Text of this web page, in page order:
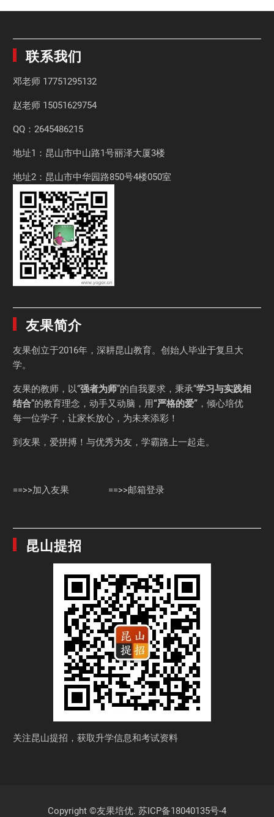
联系我们
邓老师 17751295132
赵老师 15051629754
QQ：2645486215
地址1：昆山市中山路1号丽泽大厦3楼
地址2：昆山市中华园路850号4楼050室
友果简介
友果创立于2016年，深耕昆山教育。创始人毕业于复旦大
学。
友果的教师，以“强者为师”的自我要求，秉承“学习与实践相
结合”的教育理念，动手又动脑，用“严格的爱” ，倾心培优
每一位学子，让家长放心，为未来添彩！
到友果，爱拼搏！与优秀为友，学霸路上一起走。
==>>加入友果 ==>>邮箱登录
昆山提招
关注昆山提招，获取升学信息和考试资料
Copyright ©友果培优. 苏ICP备18040135号-4